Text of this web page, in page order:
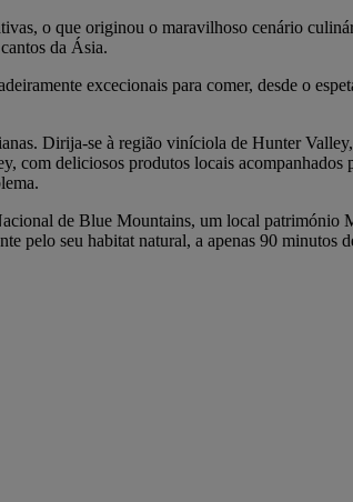
o que originou o maravilhoso cenário
da Ásia.
excecionais para comer, desde o
Dirija-se à região viníciola de Hunter
com deliciosos produtos locais acompanhados
de Blue Mountains, um local
pelo seu habitat natural, a apenas 90 minutos